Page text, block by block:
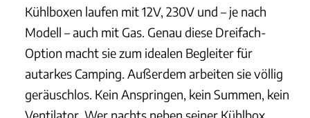
Kühlboxen laufen mit 12V, 230V und – je nach
Modell – auch mit Gas. Genau diese Dreifach-
Option macht sie zum idealen Begleiter für
autarkes Camping. Außerdem arbeiten sie völlig
geräuschlos. Kein Anspringen, kein Summen, kein